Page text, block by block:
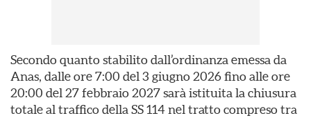
Secondo quanto stabilito dall’ordinanza emessa da
Anas, dalle ore 7:00 del 3 giugno 2026 fino alle ore
20:00 del 27 febbraio 2027 sarà istituita la chiusura
totale al traffico della SS 114 nel tratto compreso tra